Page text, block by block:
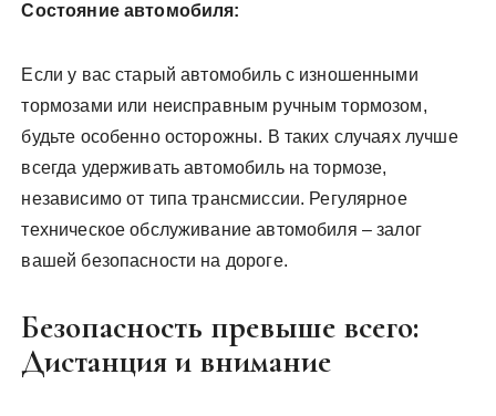
Состояние автомобиля:
Если у вас старый автомобиль с изношенными
тормозами или неисправным ручным тормозом,
будьте особенно осторожны. В таких случаях лучше
всегда удерживать автомобиль на тормозе,
независимо от типа трансмиссии. Регулярное
техническое обслуживание автомобиля – залог
вашей безопасности на дороге.
Безопасность превыше всего:
Дистанция и внимание